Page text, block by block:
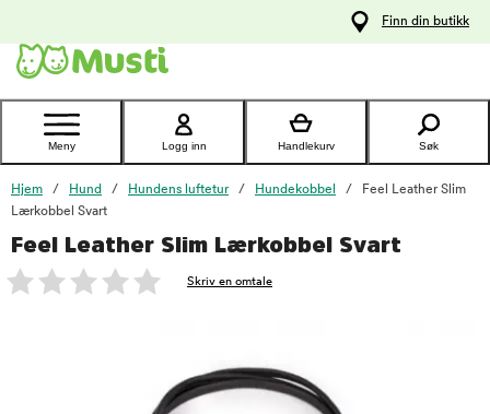
Kontakt
kundeservice
Finn din butikk
Meny Logg inn Handlekurv Søk
Hjem Hund Hundens luftetur Hundekobbel
Feel Leather Slim
Lærkobbel Svart
Feel Leather Slim Lærkobbel Svart
Skriv en omtale
foo